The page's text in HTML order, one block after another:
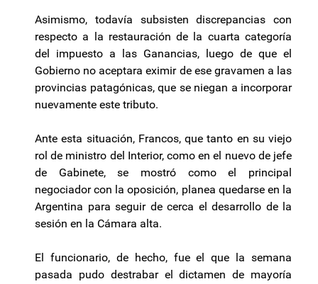
Asimismo, todavía subsisten discrepancias con
respecto a la restauración de la cuarta categoría
del impuesto a las Ganancias, luego de que el
Gobierno no aceptara eximir de ese gravamen a las
provincias patagónicas, que se niegan a incorporar
nuevamente este tributo.
Ante esta situación, Francos, que tanto en su viejo
rol de ministro del Interior, como en el nuevo de jefe
de Gabinete, se mostró como el principal
negociador con la oposición, planea quedarse en la
Argentina para seguir de cerca el desarrollo de la
sesión en la Cámara alta.
El funcionario, de hecho, fue el que la semana
pasada pudo destrabar el dictamen de mayoría